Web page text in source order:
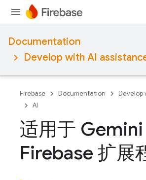
Documentation
Develop with AI
Firebase Documentation
Develop
AI
适用于 Gemini
Firebase 扩展